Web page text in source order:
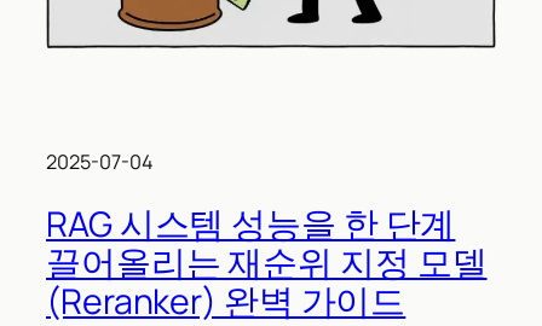
2025-07-04
RAG 시스템 성능을 한 단계
끌어올리는 재순위 지정 모델
(Reranker) 완벽 가이드